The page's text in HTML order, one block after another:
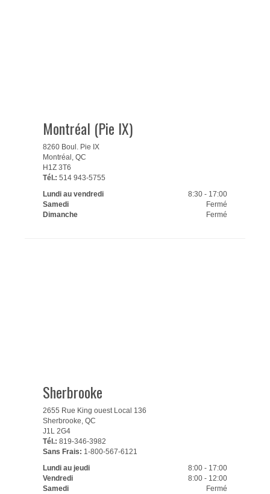
Montréal (Pie IX)
8260 Boul. Pie IX
Montréal, QC
H1Z 3T6
Tél.: 514 943-5755
Lundi au vendredi
8:30 - 17:00
Samedi
Fermé
Dimanche
Fermé
Sherbrooke
2655 Rue King ouest Local 136
Sherbrooke, QC
J1L 2G4
Tél.: 819-346-3982
Sans Frais: 1-800-567-6121
Lundi au jeudi
8:00 - 17:00
Vendredi
8:00 - 12:00
Samedi
Fermé